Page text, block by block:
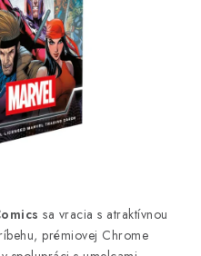
sa vracia s atraktívnou
prémiovej Chrome